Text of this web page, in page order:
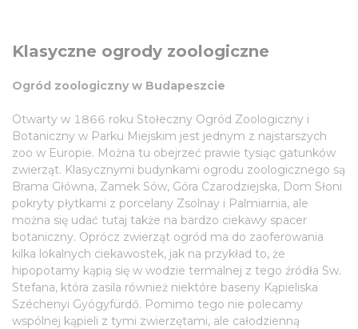
Klasyczne ogrody zoologiczne
Ogród zoologiczny w Budapeszcie
Otwarty w 1866 roku Stołeczny Ogród Zoologiczny i
Botaniczny w Parku Miejskim jest jednym z najstarszych
zoo w Europie. Można tu obejrzeć prawie tysiąc gatunków
zwierząt. Klasycznymi budynkami ogrodu zoologicznego są
Brama Główna, Zamek Sów, Góra Czarodziejska, Dom Słoni
pokryty płytkami z porcelany Zsolnay i Palmiarnia, ale
można się udać tutaj także na bardzo ciekawy spacer
botaniczny. Oprócz zwierząt ogród ma do zaoferowania
kilka lokalnych ciekawostek, jak na przykład to, że
hipopotamy kąpią się w wodzie termalnej z tego źródła Sw.
Stefana, która zasila również niektóre baseny Kąpieliska
Széchenyi Gyógyfürdő. Pomimo tego nie polecamy
wspólnej kąpieli z tymi zwierzętami, ale całodzienną